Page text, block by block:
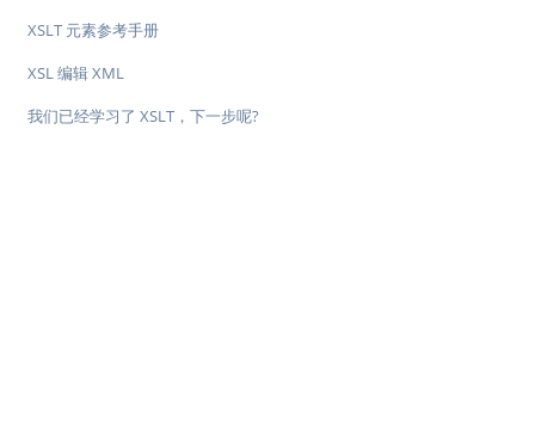
XSLT 元素参考手册
XSL 编辑 XML
我们已经学习了 XSLT，下一步呢?